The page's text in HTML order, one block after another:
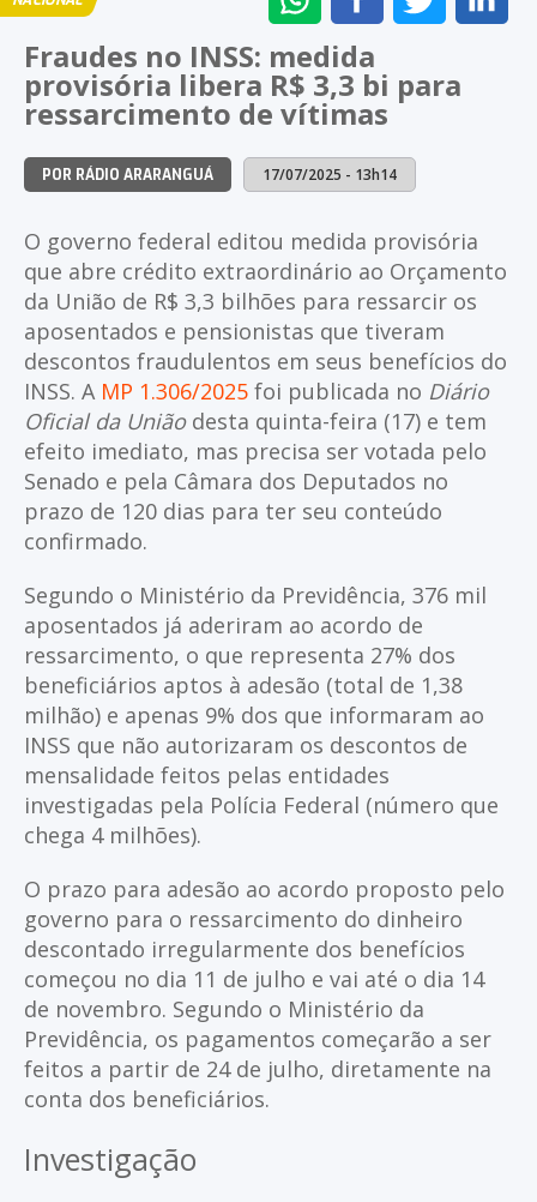
NO
WHATSAPP
NO
NO
Fraudes no INSS: medida
provisória libera R$ 3,3 bi para
ressarcimento de vítimas
POR RÁDIO ARARANGUÁ 17/07/2025 - 13h14
O governo federal editou medida provisória
que abre crédito extraordinário ao Orçamento
da União de R$ 3,3 bilhões para ressarcir os
aposentados e pensionistas que tiveram
descontos fraudulentos em seus benefícios do
INSS. A MP 1.306/2025 foi publicada no Diário
Oficial da Uniãodesta quinta-feira (17) e tem
efeito imediato, mas precisa ser votada pelo
Senado e pela Câmara dos Deputados no
prazo de 120 dias para ter seu conteúdo
confirmado.
Segundo o Ministério da Previdência, 376 mil
aposentados já aderiram ao acordo de
ressarcimento, o que representa 27% dos
beneficiários aptos à adesão (total de 1,38
milhão) e apenas 9% dos que informaram ao
INSS que não autorizaram os descontos de
mensalidade feitos pelas entidades
investigadas pela Polícia Federal (número que
chega 4 milhões).
O prazo para adesão ao acordo proposto pelo
governo para o ressarcimento do dinheiro
descontado irregularmente dos benefícios
começou no dia 11 de julho e vai até o dia 14
de novembro. Segundo o Ministério da
Previdência, os pagamentos começarão a ser
feitos a partir de 24 de julho, diretamente na
conta dos beneficiários.
Investigação